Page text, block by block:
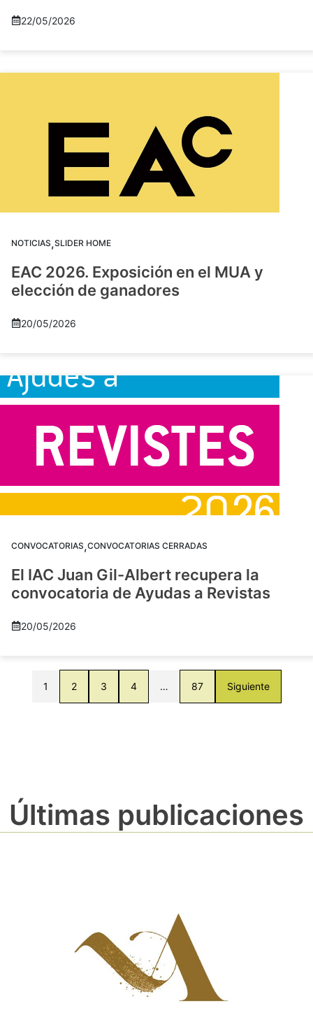
22/05/2026
NOTICIAS,SLIDER HOME
EAC 2026. Exposición en el MUA y
elección de ganadores
20/05/2026
CONVOCATORIAS,CONVOCATORIAS CERRADAS
El IAC Juan Gil-Albert recupera la
convocatoria de Ayudas a Revistas
20/05/2026
1 2 3 4 … 87 Siguiente
Últimas publicaciones